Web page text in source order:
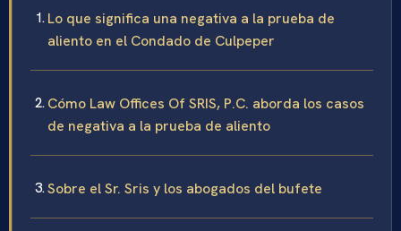
Lo que significa una negativa a la prueba de
aliento en el Condado de Culpeper
Cómo Law Offices Of SRIS, P.C. aborda los casos
de negativa a la prueba de aliento
Sobre el Sr. Sris y los abogados del bufete